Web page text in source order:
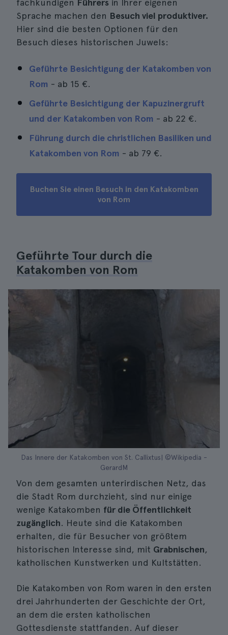
fachkundigen Führers in Ihrer eigenen
Sprache machen den Besuch viel produktiver.
Hier sind die besten Optionen für den
Besuch dieses historischen Juwels:
Geführte Besichtigung der Katakomben von
Rom - ab 15 €.
Geführte Besichtigung der Kapuzinergruft
und der Katakomben von Rom - ab 22 €.
Führung durch die christlichen Basiliken und
Katakomben von Rom - ab 79 €.
Buchen Sie einen Besuch in den Katakomben
von Rom
Geführte Tour durch die
Katakomben von Rom
Das Innere der Katakomben von St. Callixtus| ©Wikipedia -
GerardM
Von dem gesamten unterirdischen Netz, das
die Stadt Rom durchzieht, sind nur einige
wenige Katakomben für die Öffentlichkeit
zugänglich. Heute sind die Katakomben
erhalten, die für Besucher von größtem
historischen Interesse sind, mit Grabnischen,
katholischen Kunstwerken und Kultstätten.
Die Katakomben von Rom waren in den ersten
drei Jahrhunderten der Geschichte der Ort,
an dem die ersten katholischen
Gottesdienste stattfanden. Auf dieser